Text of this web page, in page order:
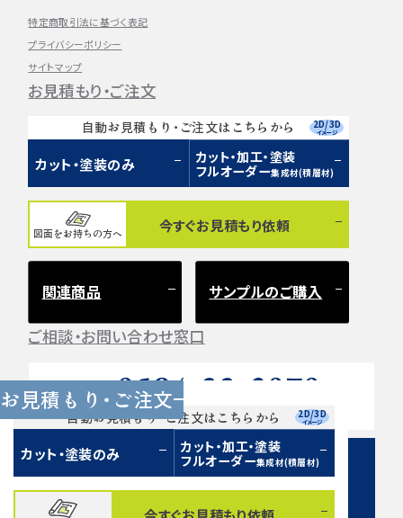
お見積もり・ご注文
自動お見積もり・ご注文はこちらから
カット・塗装のみ
カット・加工・塗装
フルオーダー集成材(積層材)
2D/3D
イメージ
特定商取引法に基づく表記
プライバシーポリシー
サイトマップ
お見積もり・ご注文
自動お見積もり・ご注文はこちらから
カット・塗装のみ
カット・加工・塗装
フルオーダー集成材(積層材)
2D/3D
イメージ
図面をお持ちの方へ 今すぐお見積もり依頼
関連商品 サンプルのご購入
ご相談・お問い合わせ窓口
Tel. 0584-33-2070
営業時間 9:00〜17:00（土日祝 定休）